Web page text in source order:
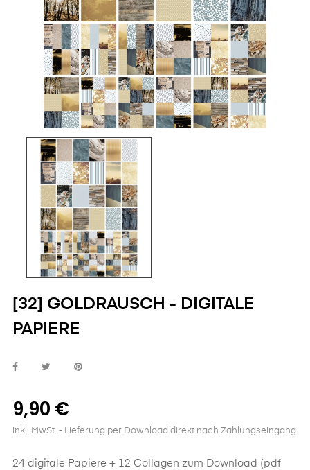
[32] GOLDRAUSCH - DIGITALE
PAPIERE
9,90 €
inkl. MwSt. - Lieferung per Download direkt nach Zahlungseingang
24 digitale Papiere + 12 Collagen zum Download (pdf